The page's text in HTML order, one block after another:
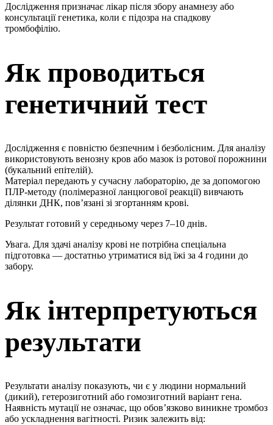
Дослідження призначає лікар після збору анамнезу або
консультації генетика, коли є підозра на спадкову
тромбофілію.
Як проводиться
генетичний тест
Дослідження є повністю безпечним і безболісним. Для аналізу
використовують венозну кров або мазок із ротової порожнини
(букальний епітелій).
Матеріал передають у сучасну лабораторію, де за допомогою
ПЛР-методу (полімеразної ланцюгової реакції) вивчають
ділянки ДНК, пов’язані зі згортанням крові.
Результат готовий у середньому через 7–10 днів.
Увага. Для здачі аналізу крові не потрібна спеціальна
підготовка — достатньо утриматися від їжі за 4 години до
забору.
Як інтерпретуються
результати
Результати аналізу показують, чи є у людини нормальний
(дикий), гетерозиготний або гомозиготний варіант гена.
Наявність мутації не означає, що обов’язково виникне тромбоз
або ускладнення вагітності. Ризик залежить від: